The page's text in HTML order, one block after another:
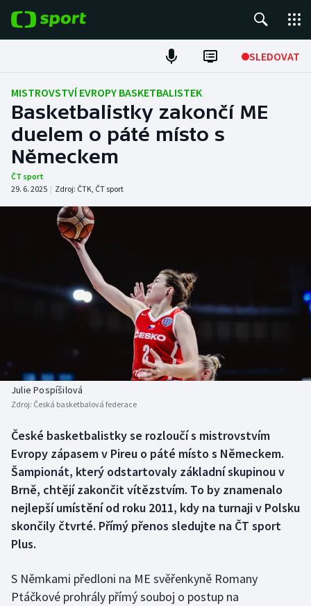
SLEDOVAT
Fotbal
Hokej
Tenis
Atletika
Cyklistika
DALŠÍ SPORTY
Americký fotbal
Biatlon
Box
Curling
Dostihy
Futsal
NEPŘEHLÉDNĚTE
Aplikace ČT sport
MISTROVSTVÍ EVROPY BASKETBALISTEK
Basketbalistky zakončí ME
duelem o páté místo s
Německem
ČT sport
29. 6. 2025 | Zdroj: ČTK, ČT sport
Julie Pospíšilová
Zdroj: Česká basketbalová federace
České basketbalistky se rozloučí s mistrovstvím
Evropy zápasem v Pireu o páté místo s Německem.
Šampionát, který odstartovaly základní skupinou v
Brně, chtějí zakončit vítězstvím. To by znamenalo
nejlepší umístění od roku 2011, kdy na turnaji v Polsku
skončily čtvrté. Přímý přenos sledujte na ČT sport
Plus.
S Němkami předloni na ME svěřenkyně Romany
Ptáčkové prohrály přímý souboj o postup na